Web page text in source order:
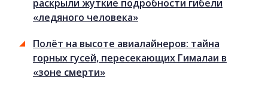
раскрыли жуткие подробности гибели
«ледяного человека»
Полёт на высоте авиалайнеров: тайна
горных гусей, пересекающих Гималаи в
«зоне смерти»